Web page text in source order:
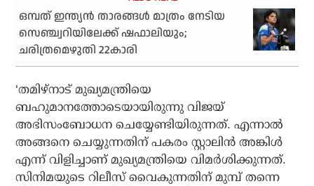
ഒമ്പത് ഇന്ത്യൻ താരങ്ങൾ മാത്രം നേടിയ
സെഞ്ച്വറിയിലേക്ക് ഷഫാലിയും;
ചരിത്രമെഴുതി 22കാരി
‘തമിഴ്‌നാട് മുഖ്യമന്ത്രിയെ
ബഹുമാനത്തോടെയായിരുന്നു വിജയ്
അഭിസംബോധന ചെയ്യേണ്ടിയിരുന്നത്. എന്നാല്‍
അങ്ങനെ ചെയ്യുന്നതിന് പകരം സ്റ്റാലിന്‍ അങ്കിള്‍
എന്ന് വിളിച്ചാണ് മുഖ്യമന്ത്രിയെ വിമര്‍ശിക്കുന്നത്.
സിനിമയുടെ റിലീസ് വൈകുന്നതിന് മുമ്പ് തന്നെ